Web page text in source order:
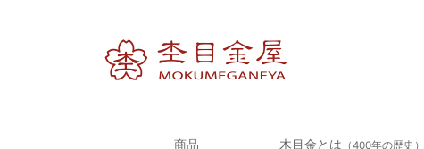
商品 木目金とは （400年の歴史）